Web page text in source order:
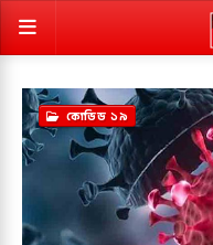
কোভিড ১৯